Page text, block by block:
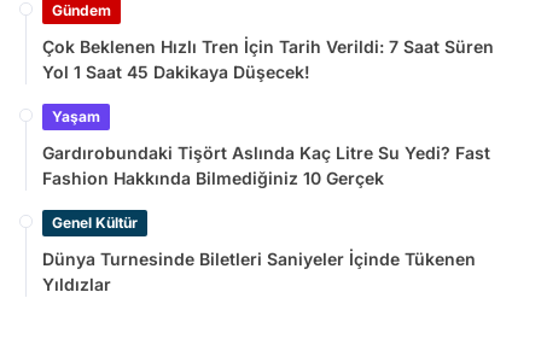
Gündem
Çok Beklenen Hızlı Tren İçin Tarih Verildi: 7 Saat Süren
Yol 1 Saat 45 Dakikaya Düşecek!
Yaşam
Gardırobundaki Tişört Aslında Kaç Litre Su Yedi? Fast
Fashion Hakkında Bilmediğiniz 10 Gerçek
Genel Kültür
Dünya Turnesinde Biletleri Saniyeler İçinde Tükenen
Yıldızlar